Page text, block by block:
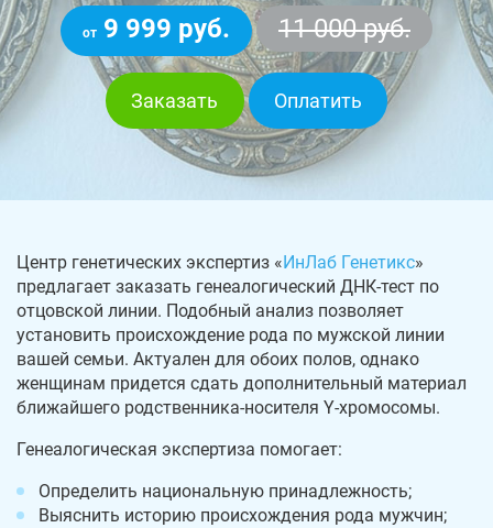
от 9 999 руб. 11 000 руб.
Заказать Оплатить
Центр генетических экспертиз « ИнЛаб Генетикс»
предлагает заказать генеалогический ДНК-тест по
отцовской линии. Подобный анализ позволяет
установить происхождение рода по мужской линии
вашей семьи. Актуален для обоих полов, однако
женщинам придется сдать дополнительный материал
ближайшего родственника-носителя Y-хромосомы.
Генеалогическая экспертиза помогает:
Определить национальную принадлежность;
Выяснить историю происхождения рода мужчин;